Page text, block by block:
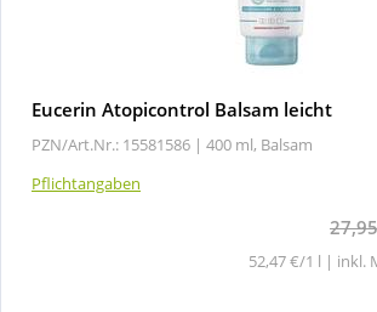
Eucerin Atopicontrol Balsam leicht
PZN/Art.Nr.: 15581586 | 400 ml, Balsam
Pflichtangaben
27,95
52,47 €/1 l | inkl.